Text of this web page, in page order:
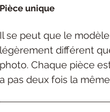
Pièce unique
Il se peut que le
légèrement différent
photo. Chaque pièce
a pas deux fois la